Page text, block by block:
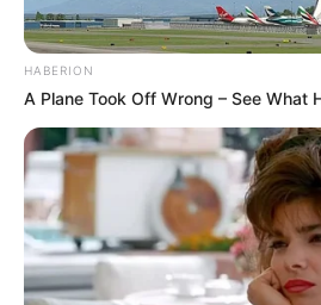
inseridos diretamente no banco
Nacional de Condutores
atualização e o controle eficaz dos
HABERION
A Plane Took Off Wrong – See What